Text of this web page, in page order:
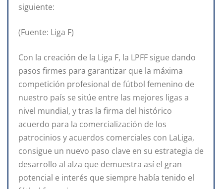
siguiente:
(Fuente: Liga F)
Con la creación de la Liga F, la LPFF sigue dando
pasos firmes para garantizar que la máxima
competición profesional de fútbol femenino de
nuestro país se sitúe entre las mejores ligas a
nivel mundial, y tras la firma del histórico
acuerdo para la comercialización de los
patrocinios y acuerdos comerciales con LaLiga,
consigue un nuevo paso clave en su estrategia de
desarrollo al alza que demuestra así el gran
potencial e interés que siempre había tenido el